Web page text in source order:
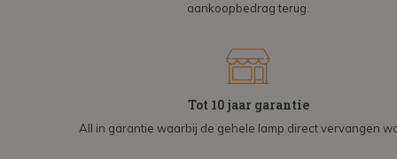
aankoopbedrag terug.
Tot 10 jaar garantie
All in garantie waarbij de gehele lamp direct vervangen